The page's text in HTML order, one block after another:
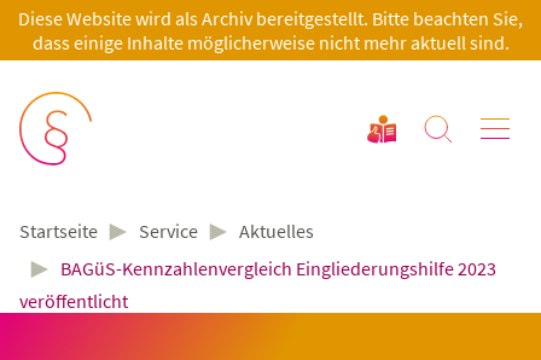
Diese Website wird als Archiv bereitgestellt. Bitte beachten Sie,
dass einige Inhalte möglicherweise nicht mehr aktuell sind.
Startseite ► Service ► Aktuelles
► BAGüS-Kennzahlenvergleich Eingliederungshilfe 2023
veröffentlicht